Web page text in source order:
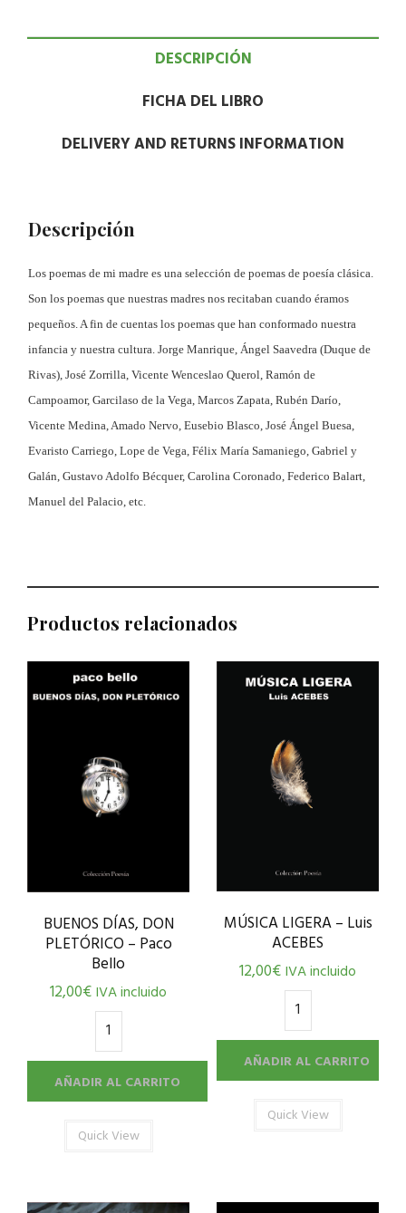
DESCRIPCIÓN
FICHA DEL LIBRO
DELIVERY AND RETURNS INFORMATION
Descripción
Los poemas de mi madre es una selección de poemas de poesía clásica.
Son los poemas que nuestras madres nos recitaban cuando éramos
pequeños. A fin de cuentas los poemas que han conformado nuestra
infancia y nuestra cultura. Jorge Manrique, Ángel Saavedra (Duque de
Rivas), José Zorrilla, Vicente Wenceslao Querol, Ramón de
Campoamor, Garcilaso de la Vega, Marcos Zapata, Rubén Darío,
Vicente Medina, Amado Nervo, Eusebio Blasco, José Ángel Buesa,
Evaristo Carriego, Lope de Vega, Félix María Samaniego, Gabriel y
Galán, Gustavo Adolfo Bécquer, Carolina Coronado, Federico Balart,
Manuel del Palacio, etc.
Productos relacionados
BUENOS DÍAS, DON
PLETÓRICO – Paco
Bello
12,00€IVA incluido
AÑADIR AL CARRITO
Quick View
MÚSICA LIGERA – Luis
ACEBES
12,00€IVA incluido
AÑADIR AL CARRITO
Quick View